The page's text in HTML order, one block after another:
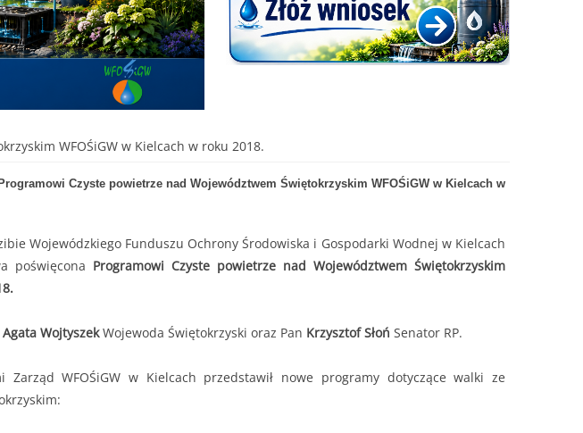
WFOŚiGW w Kielcach w roku 2018.
Czyste powietrze nad Województwem Świętokrzyskim WFOŚiGW w Kielcach w
Wojewódzkiego Funduszu Ochrony Środowiska i Gospodarki Wodnej w Kielcach
poświęcona Programowi Czyste powietrze nad Województwem Świętokrzyskim
Agata WojtyszekWojewoda Świętokrzyski oraz Pan Krzysztof Słoń Senator RP.
WFOŚiGW w Kielcach przedstawił nowe programy dotyczące walki ze